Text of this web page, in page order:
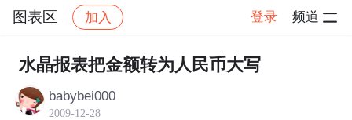
图表区 加入 登录 频道
社区 图表区 帖子详情
水晶报表把金额转为人民币大写
babybei000
2009-12-28